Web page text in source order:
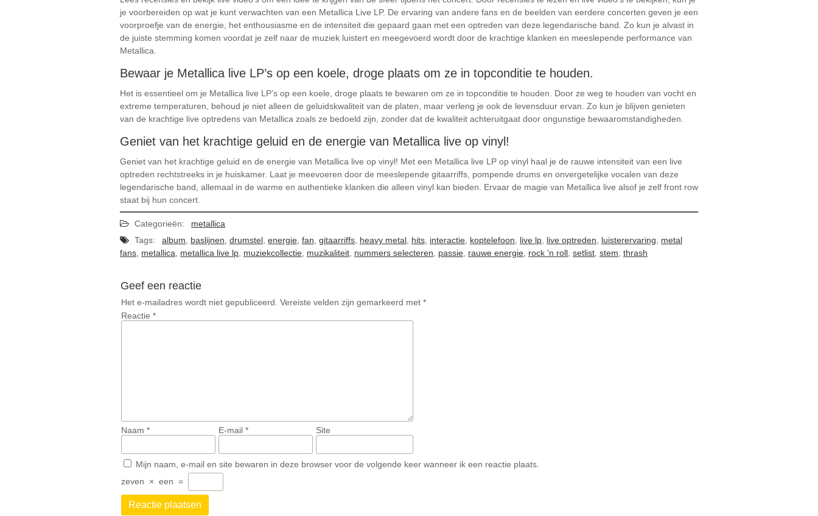
je voorbereiden op wat je kunt verwachten van een Metallica Live LP. De ervaring van andere fans en de beelden van eerdere concerten geven je een
voorproefje van de energie, het enthousiasme en de intensiteit die gepaard gaan met een optreden van deze legendarische band. Zo kun je alvast in
de juiste stemming komen voordat je zelf naar de muziek luistert en meegevoerd wordt door de krachtige klanken en meeslepende performance van
Metallica.
Bewaar je Metallica live LP’s op een koele, droge plaats om ze in topconditie te houden.
Het is essentieel om je Metallica live LP’s op een koele, droge plaats te bewaren om ze in topconditie te houden. Door ze weg te houden van vocht en
extreme temperaturen, behoud je niet alleen de geluidskwaliteit van de platen, maar verleng je ook de levensduur ervan. Zo kun je blijven genieten
van de krachtige live optredens van Metallica zoals ze bedoeld zijn, zonder dat de kwaliteit achteruitgaat door ongunstige bewaaromstandigheden.
Geniet van het krachtige geluid en de energie van Metallica live op vinyl!
Geniet van het krachtige geluid en de energie van Metallica live op vinyl! Met een Metallica live LP op vinyl haal je de rauwe intensiteit van een live
optreden rechtstreeks in je huiskamer. Laat je meevoeren door de meeslepende gitaarriffs, pompende drums en onvergetelijke vocalen van deze
legendarische band, allemaal in de warme en authentieke klanken die alleen vinyl kan bieden. Ervaar de magie van Metallica live alsof je zelf front row
staat bij hun concert.
Categorieën:
metallica
Tags:
album baslijnen drumstel energie fan gitaarriffs heavy metal hits interactie koptelefoon live lp live optreden luisterervaring
metal
fans metallica metallica live lp muziekcollectie muzikaliteit nummers selecteren passie rauwe energie rock 'n roll setlist stem thrash
Geef een reactie
Het e-mailadres wordt niet gepubliceerd. Vereiste velden zijn gemarkeerd met *
Reactie *
Naam * E-mail * Site
Mijn naam, e-mail en site bewaren in deze browser voor de volgende keer wanneer ik een reactie plaats.
zeven
× een =